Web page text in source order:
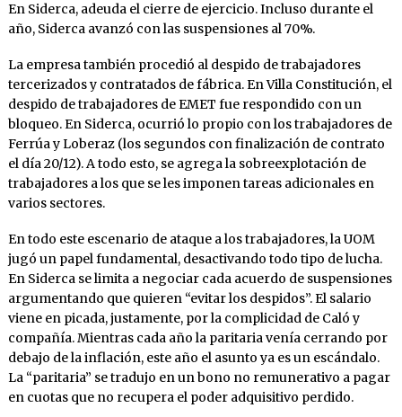
En Siderca, adeuda el cierre de ejercicio. Incluso durante el
año, Siderca avanzó con las suspensiones al 70%.
La empresa también procedió al despido de trabajadores
tercerizados y contratados de fábrica. En Villa Constitución, el
despido de trabajadores de EMET fue respondido con un
bloqueo. En Siderca, ocurrió lo propio con los trabajadores de
Ferrúa y Loberaz (los segundos con finalización de contrato
el día 20/12). A todo esto, se agrega la sobreexplotación de
trabajadores a los que se les imponen tareas adicionales en
varios sectores.
En todo este escenario de ataque a los trabajadores, la UOM
jugó un papel fundamental, desactivando todo tipo de lucha.
En Siderca se limita a negociar cada acuerdo de suspensiones
argumentando que quieren “evitar los despidos”. El salario
viene en picada, justamente, por la complicidad de Caló y
compañía. Mientras cada año la paritaria venía cerrando por
debajo de la inflación, este año el asunto ya es un escándalo.
La “paritaria” se tradujo en un bono no remunerativo a pagar
en cuotas que no recupera el poder adquisitivo perdido.